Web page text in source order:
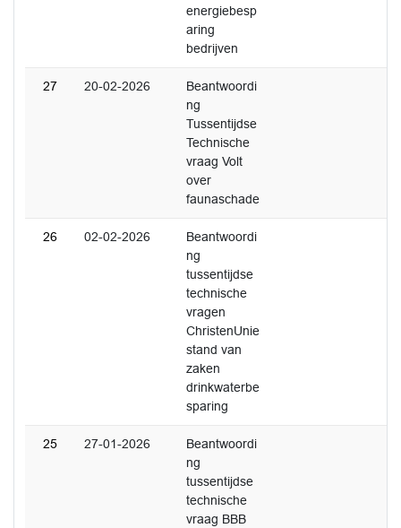
energiebesp
aring
bedrijven
27 20-02-2026
Beantwoordi
ng
Tussentijdse
Technische
vraag Volt
over
faunaschade
26 02-02-2026
Beantwoordi
ng
tussentijdse
technische
vragen
ChristenUnie
stand van
zaken
drinkwaterbe
sparing
25 27-01-2026
Beantwoordi
ng
tussentijdse
technische
vraag BBB